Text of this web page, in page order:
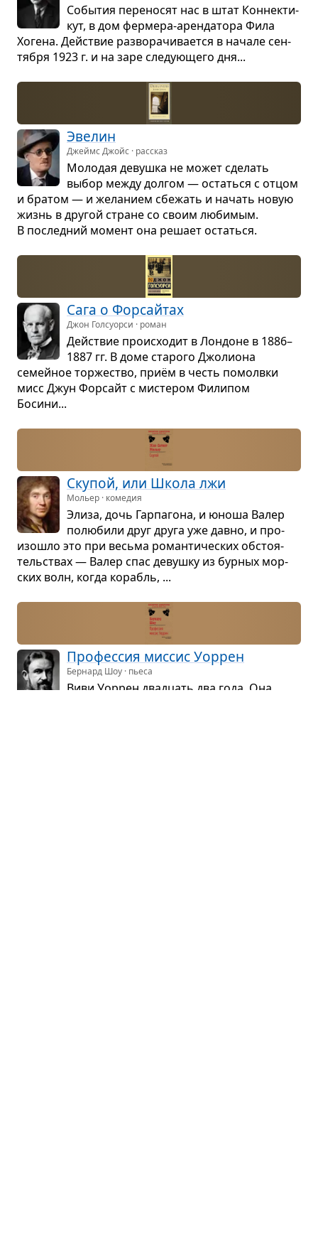
Собы­тия пере­но­сят нас в штат Кон­нек­ти­
кут, в дом фер­мера-арен­да­тоpa Фила
Хогена. Действие раз­во­ра­чи­ва­ется в начале сен­
тя­бря 1923 г. и на заре сле­ду­ю­щего дня...
Эве­лин
Джеймс Джойс · рассказ
Моло­дая девушка не может сде­лать
выбор между дол­гом — остаться с отцом
и бра­том — и жела­нием сбе­жать и начать новую
жизнь в дру­гой стране со своим люби­мым.
В послед­ний момент она решает остаться.
Сага о Фор­сайтах
Джон Голсуорси · роман
Действие про­ис­хо­дит в Лон­доне в 1886–
1887 гг. В доме ста­рого Джо­ли­она
семейное тор­же­ство, приём в честь помолвки
мисс Джун Фор­сайт с мисте­ром Фили­пом
Босини...
Ску­пой, или Школа лжи
Мольер · комедия
Элиза, дочь Гар­па­гона, и юноша Валер
полю­били друг друга уже давно, и про­
изо­шло это при весьма роман­ти­че­ских обсто­я­
тель­ствах — Валер спас девушку из бур­ных мор­
ских волн, когда корабль, ...
Про­фес­сия мис­сис Уор­рен
Бернард Шоу · пьеса
Виви Уор­рен два­дцать два года. Она